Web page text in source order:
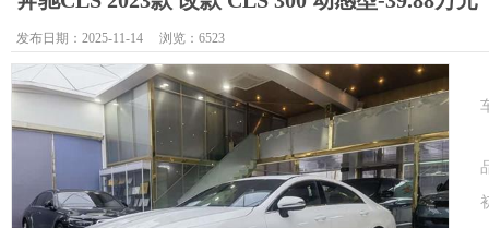
发布日期：2025-11-14 浏览：6523